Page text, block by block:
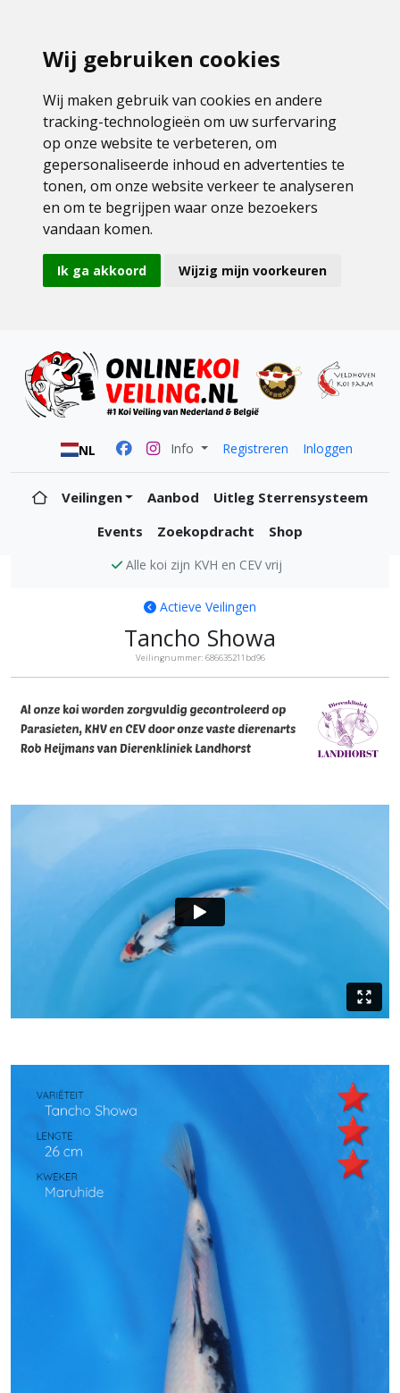
Wij gebruiken cookies
Wij maken gebruik van cookies en andere
tracking-technologieën om uw surfervaring
op onze website te verbeteren, om
gepersonaliseerde inhoud en advertenties te
tonen, om onze website verkeer te analyseren
en om te begrijpen waar onze bezoekers
vandaan komen.
Ik ga akkoord Wijzig mijn voorkeuren
NL Info Registreren Inloggen
Veilingen Aanbod
Uitleg Sterrensysteem
Events
Zoekopdracht Shop
Alle koi zijn KVH en CEV vrij
Actieve Veilingen
Tancho Showa
Veilingnummer: 686635211bd96